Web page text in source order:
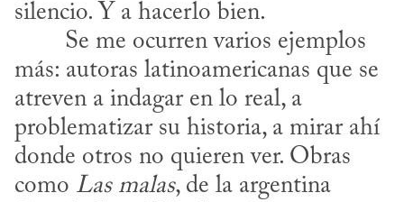
silencio. Y a hacerlo bien.
más: autoras latinoamericanas que se
atreven a indagar en lo real, a
problematizar su historia, a mirar ahí
donde otros no quieren ver. Obras
como Las malas, de la argentina